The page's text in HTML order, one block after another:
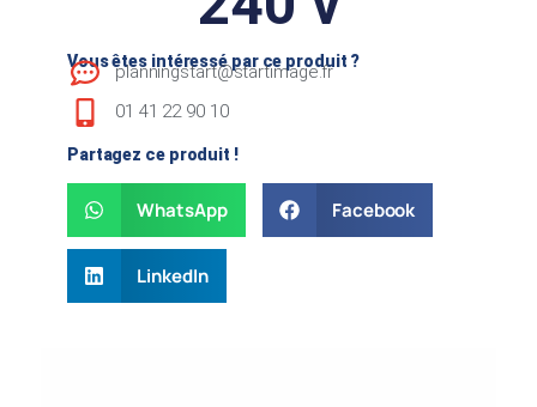
Vous êtes intéressé par ce produit ?
planningstart@startimage.fr
01 41 22 90 10
Partagez ce produit !
WhatsApp Facebook
LinkedIn